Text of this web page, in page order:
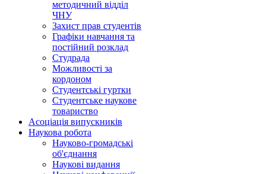
методичний відділ
ЧНУ
Захист прав студентів
Графіки навчання та
постійний розклад
Студрада
Можливості за
кордоном
Студентські гуртки
Студентське наукове
товариство
Асоціація випускників
Наукова робота
Науково-громадські
об'єднання
Наукові видання